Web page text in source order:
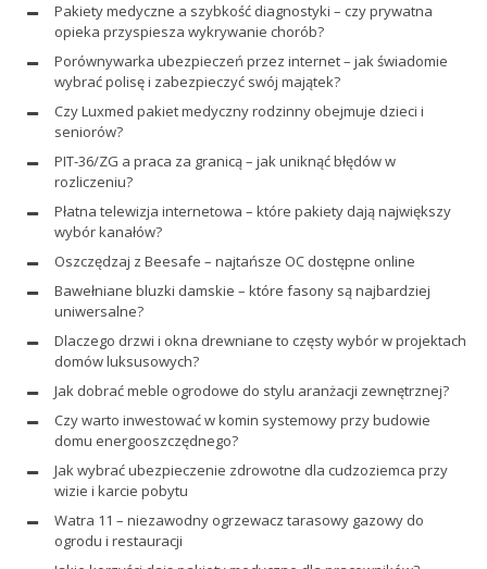
Pakiety medyczne a szybkość diagnostyki – czy prywatna
opieka przyspiesza wykrywanie chorób?
Porównywarka ubezpieczeń przez internet – jak świadomie
wybrać polisę i zabezpieczyć swój majątek?
Czy Luxmed pakiet medyczny rodzinny obejmuje dzieci i
seniorów?
PIT-36/ZG a praca za granicą – jak uniknąć błędów w
rozliczeniu?
Płatna telewizja internetowa – które pakiety dają największy
wybór kanałów?
Oszczędzaj z Beesafe – najtańsze OC dostępne online
Bawełniane bluzki damskie – które fasony są najbardziej
uniwersalne?
Dlaczego drzwi i okna drewniane to częsty wybór w projektach
domów luksusowych?
Jak dobrać meble ogrodowe do stylu aranżacji zewnętrznej?
Czy warto inwestować w komin systemowy przy budowie
domu energooszczędnego?
Jak wybrać ubezpieczenie zdrowotne dla cudzoziemca przy
wizie i karcie pobytu
Watra 11 – niezawodny ogrzewacz tarasowy gazowy do
ogrodu i restauracji